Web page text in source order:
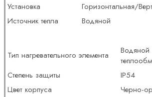
Установка
Горизонтальная/
Источник тепла
Водяной
Тип нагревательного элемента
Водяной
Степень защиты
IP54
Цвет корпуса
Черно-